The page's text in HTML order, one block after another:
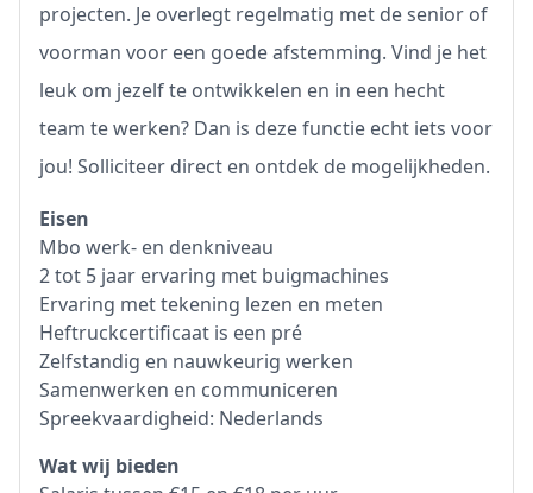
projecten. Je overlegt regelmatig met de senior of
voorman voor een goede afstemming. Vind je het
leuk om jezelf te ontwikkelen en in een hecht
team te werken? Dan is deze functie echt iets voor
jou! Solliciteer direct en ontdek de mogelijkheden.
Eisen
Mbo werk- en denkniveau
2 tot 5 jaar ervaring met buigmachines
Ervaring met tekening lezen en meten
Heftruckcertificaat is een pré
Zelfstandig en nauwkeurig werken
Samenwerken en communiceren
Spreekvaardigheid: Nederlands
Wat wij bieden